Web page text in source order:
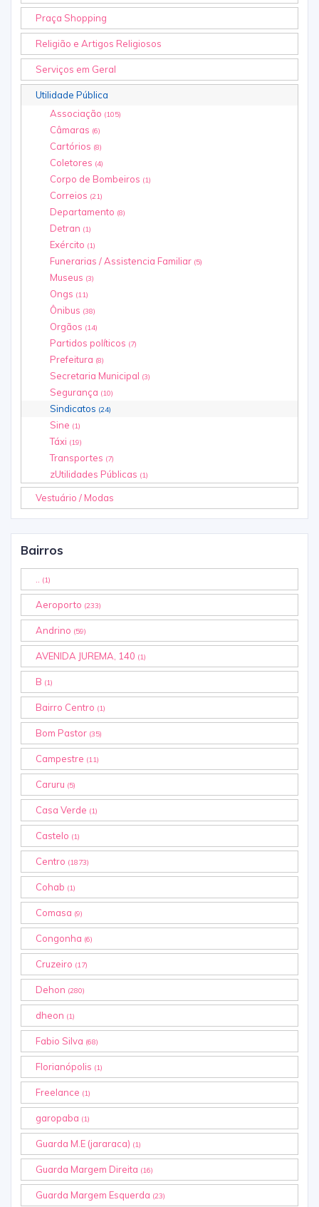
Praça Shopping
Religião e Artigos Religiosos
Serviços em Geral
Utilidade Pública
Associação (105)
Câmaras (6)
Cartórios (8)
Coletores (4)
Corpo de Bombeiros (1)
Correios (21)
Departamento (8)
Detran (1)
Exército (1)
Funerarias / Assistencia Familiar (5)
Museus (3)
Ongs (11)
Ônibus (38)
Orgãos (14)
Partidos políticos (7)
Prefeitura (8)
Secretaria Municipal (3)
Segurança (10)
Sindicatos (24)
Sine (1)
Táxi (19)
Transportes (7)
zUtilidades Públicas (1)
Vestuário / Modas
Bairros
(1)
Aeroporto (233)
Andrino (59)
AVENIDA JUREMA, 140 (1)
B (1)
Bairro Centro (1)
Bom Pastor (35)
Campestre (11)
Caruru (5)
Casa Verde (1)
Castelo (1)
Centro (1873)
Cohab (1)
Comasa (9)
Congonha (6)
Cruzeiro (17)
Dehon (280)
dheon (1)
Fabio Silva (68)
Florianópolis (1)
Freelance (1)
garopaba (1)
Guarda M.E (jararaca) (1)
Guarda Margem Direita (16)
Guarda Margem Esquerda (23)